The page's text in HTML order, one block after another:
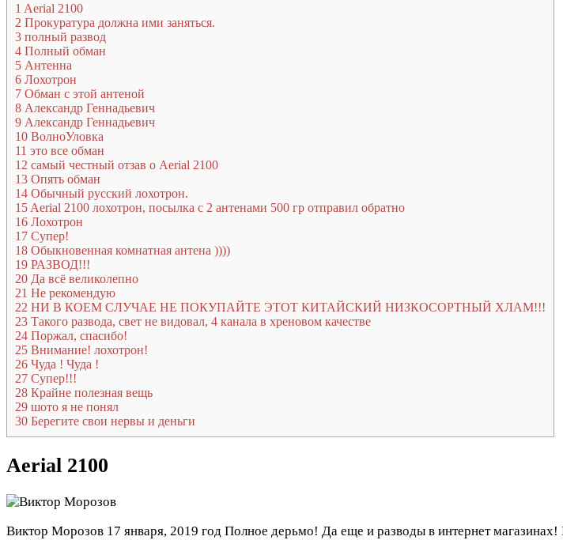
1 Aerial 2100
2 Прокуратура должна ими заняться.
3 полный развод
4 Полный обман
5 Антенна
6 Лохотрон
7 Обман с этой антеной
8 Александр Геннадьевич
9 Александр Геннадьевич
10 ВолноУловка
11 это все обман
12 самый честный отзав о Aerial 2100
13 Опять обман
14 Обычный русский лохотрон.
15 Aerial 2100 лохотрон, посылка с 2 антенами 500 гр отправил обратно
16 Лохотрон
17 Супер!
18 Обыкновенная комнатная антена ))))
19 РАЗВОД!!!
20 Да всё великолепно
21 Не рекомендую
22 НИ В КОЕМ СЛУЧАЕ НЕ ПОКУПАЙТЕ ЭТОТ КИТАЙСКИЙ НИЗКОСОРТНЫЙ ХЛАМ!!!
23 Такого развода, свет не видовал, 4 канала в хреновом качестве
24 Поржал, спасибо!
25 Внимание! лохотрон!
26 Чуда ! Чуда !
27 Супер!!!
28 Крайне полезная вещь
29 шото я не понял
30 Берегите свои нервы и деньги
Aerial 2100
Виктор Морозов 17 января, 2019 год Полное дерьмо! Да еще и разводы в интернет